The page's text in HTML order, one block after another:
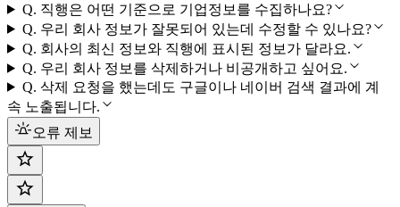
Q. 직행은 어떤 기준으로 기업정보를 수집하나요?
Q. 우리 회사 정보가 잘못되어 있는데 수정할 수 있나요?
Q. 회사의 최신 정보와 직행에 표시된 정보가 달라요.
Q. 우리 회사 정보를 삭제하거나 비공개하고 싶어요.
Q. 삭제 요청을 했는데도 구글이나 네이버 검색 결과에 계
속 노출됩니다.
오류 제보